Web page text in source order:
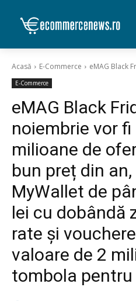
Acasă E-Commerce eMAG Black
E-Commerce
eMAG Black
noiembrie vor fi
milioane de
bun preț din
MyWallet de
lei cu dobândă
rate și
valoare de 2
tombola pentru